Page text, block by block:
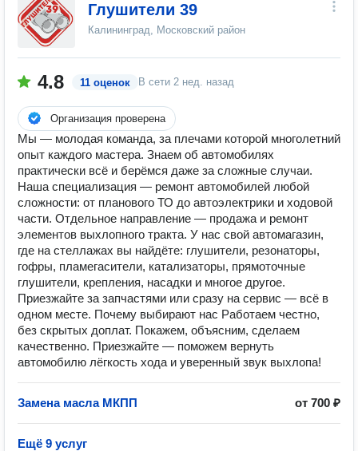
Глушители 39
Калининград, Московский район
4.8 11 оценок В сети 2 нед. назад
Организация проверена
Мы — молодая команда, за плечами которой многолетний
опыт каждого мастера. Знаем об автомобилях
практически всё и берёмся даже за сложные случаи.
Наша специализация — ремонт автомобилей любой
сложности: от планового ТО до автоэлектрики и ходовой
части. Отдельное направление — продажа и ремонт
элементов выхлопного тракта. У нас свой автомагазин,
где на стеллажах вы найдёте: глушители, резонаторы,
гофры, пламегасители, катализаторы, прямоточные
глушители, крепления, насадки и многое другое.
Приезжайте за запчастями или сразу на сервис — всё в
одном месте. Почему выбирают нас Работаем честно,
без скрытых доплат. Покажем, объясним, сделаем
качественно. Приезжайте — поможем вернуть
автомобилю лёгкость хода и уверенный звук выхлопа!
Замена масла МКПП от 700 ₽
Ещё 9 услуг